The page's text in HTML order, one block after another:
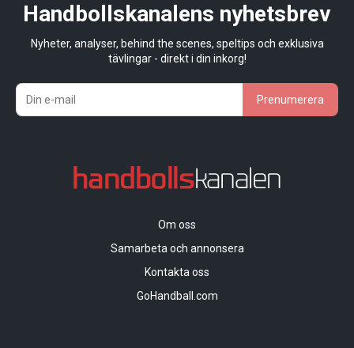
Handbollskanalens nyhetsbrev
Nyheter, analyser, behind the scenes, speltips och exklusiva
tävlingar - direkt i din inkorg!
Prenumerera
Om oss
Samarbeta och annonsera
Kontakta oss
GoHandball.com